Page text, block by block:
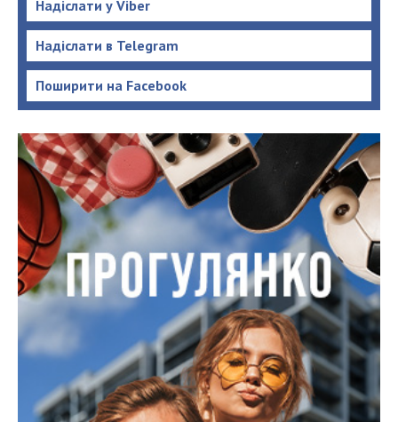
Надіслати у Viber
Надіслати в Telegram
Поширити на Facebook